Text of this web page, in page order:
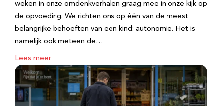
weken in onze omdenkverhalen graag mee in onze kijk op
de opvoeding. We richten ons op één van de meest
belangrijke behoeften van een kind: autonomie. Het is
namelijk ook meteen de…
Lees meer